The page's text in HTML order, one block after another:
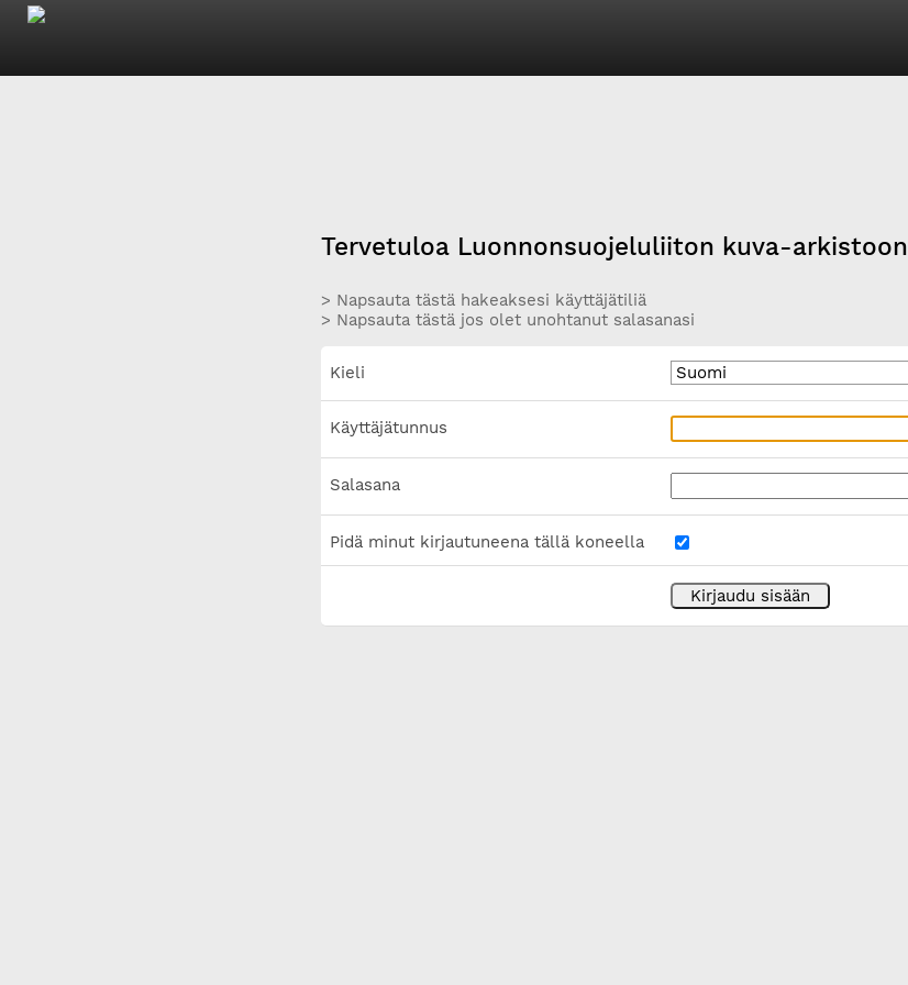
Tervetuloa Luonnonsuojeluliiton kuva-arkistoon
> Napsauta tästä hakeaksesi käyttäjätiliä
> Napsauta tästä jos olet unohtanut salasanasi
Kieli
Käyttäjätunnus
Salasana
Pidä minut kirjautuneena tällä koneella